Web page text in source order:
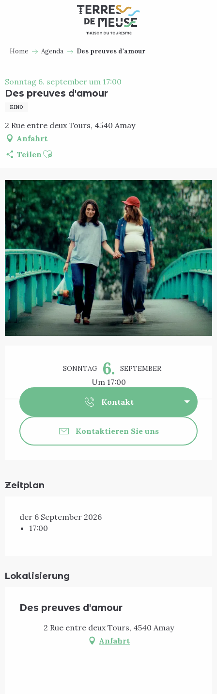
Home Agenda Des preuves d'amour
Sonntag 6. september um 17:00
Des preuves d'amour
KINO
2 Rue entre deux Tours, 4540 Amay
Anfahrt
Teilen Ajouter aux favoris
SONNTAG 6. SEPTEMBER
Um 17:00
Kontakt
Kontaktieren Sie uns
Zeitplan
der 6 September 2026
17:00
Lokalisierung
Des preuves d'amour
2 Rue entre deux Tours, 4540 Amay
Anfahrt